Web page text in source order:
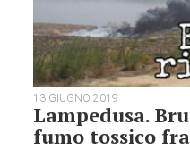
13 GIUGNO 2019
Lampedusa.
fumo tossico